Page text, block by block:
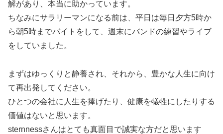
解があり、本当に助かっています。
ちなみにサラリーマンになる前は、平日は毎日夕方5時か
ら朝5時までバイトをして、週末にバンドの練習やライブ
をしていました。
まずはゆっくりと静養され、それから、豊かな人生に向け
て再出発してください。
ひとつの会社に人生を捧げたり、健康を犠牲にしたりする
価値はないと思います。
sternnessさんはとても真面目で誠実な方だと思います